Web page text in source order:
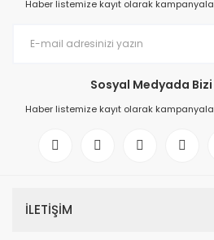
Haber listemize kayıt olarak
Sosyal Medyada
Haber listemize kayıt olarak
İLETİŞİM